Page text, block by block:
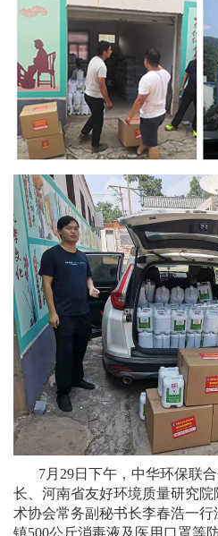
7月29日下午，中华环保联
长、河南省友好环境质量研究
术协会常务副秘书长李春浩一
镇500公斤消毒液及医用口罩等